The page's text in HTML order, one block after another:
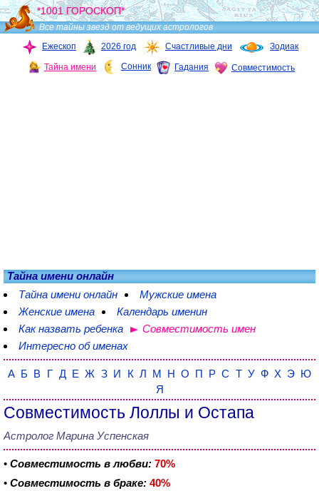
*1001 ГОРОСКОП*
Все тайны звезд от ведущих астрологов
Ежескоп
2026 год Счастливые дни Зодиак
Тайна имени Сонник Гадания Совместимость
Тайна имени онлайн
Тайна имени онлайн
Мужские имена
Женские имена
Календарь именин
Как назвать ребенка
Совместимость имен
Интересно об именах
А Б В Г Д Е Ж З И К Л М Н О П Р С Т У Ф Х Э Ю
Я
Совместимость Лоллы и Остапа
Астролог Марина Успенская
• Совместимость в любви: 70%
• Совместимость в браке: 40%